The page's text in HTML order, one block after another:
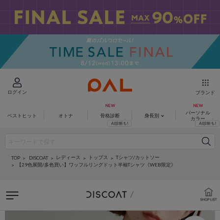
ログイン ブランド
ベストヒット オトナ 骨格診断 身長別
パーソナル
カラー
TOP DISCOAT レディース トップス
Tシャツ/カットソー
【29色展開/多色買い】ワッフルリングドット半袖Tシャツ《WEB限定》